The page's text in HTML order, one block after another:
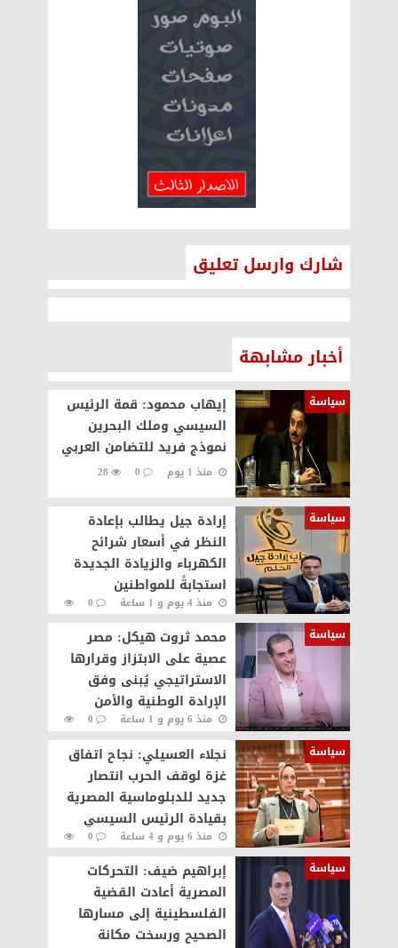
شارك وارسل تعليق
أخبار مشابهة
سياسة
إيهاب محمود: قمة الرئيس
السيسي وملك البحرين
نموذج فريد للتضامن العربي
منذ 1 يوم 0
28
سياسة
إرادة جيل يطالب بإعادة
النظر في أسعار شرائح
الكهرباء والزيادة الجديدة
استجابةً للمواطنين
منذ 4 يوم و 1 ساعة
0
49
سياسة
محمد ثروت هيكل: مصر
عصية على الابتزاز وقرارها
الاستراتيجي يُبنى وفق
الإرادة الوطنية والأمن
القومي
منذ 6 يوم و 1 ساعة
0
91
سياسة
نجلاء العسيلي: نجاح اتفاق
غزة لوقف الحرب انتصار
جديد للدبلوماسية المصرية
بقيادة الرئيس السيسي
منذ 6 يوم و 4 ساعة
0
79
سياسة
إبراهيم ضيف: التحركات
المصرية أعادت القضية
الفلسطينية إلى مسارها
الصحيح ورسخت مكانة